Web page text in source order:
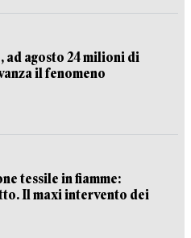
ad agosto 24 milioni di
il fenomeno
tessile in fiamme:
Il maxi intervento dei